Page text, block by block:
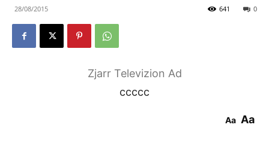
28/08/2015 0
641
Zjarr Televizion Ad
ccccc
Aa Aa